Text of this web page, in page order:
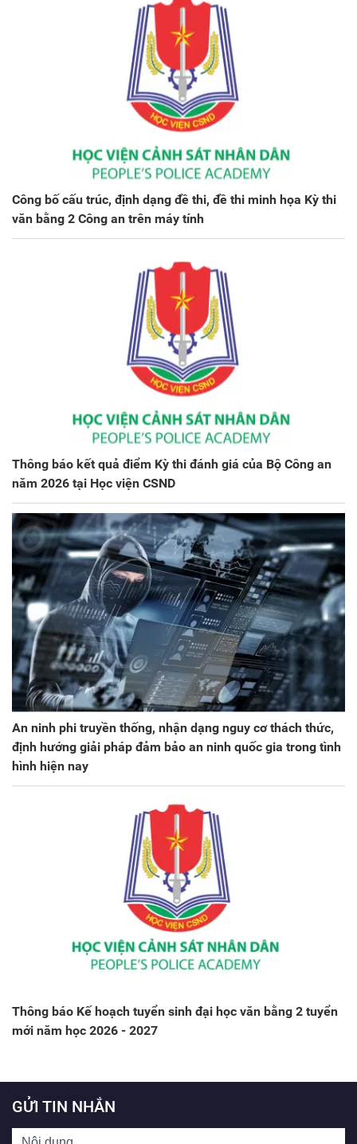
Công bố cấu trúc, định dạng đề thi, đề thi minh họa Kỳ thi
văn bằng 2 Công an trên máy tính
Thông báo kết quả điểm Kỳ thi đánh giá của Bộ Công an
năm 2026 tại Học viện CSND
An ninh phi truyền thống, nhận dạng nguy cơ thách thức,
định hướng giải pháp đảm bảo an ninh quốc gia trong tình
hình hiện nay
Thông báo Kế hoạch tuyển sinh đại học văn bằng 2 tuyển
mới năm học 2026 - 2027
GỬI TIN NHẮN